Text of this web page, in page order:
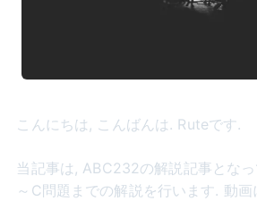
こんにちは, こんばんは. Ruteです.
当記事は, ABC232の解説記事とな
～C問題までの解説を行います. 動